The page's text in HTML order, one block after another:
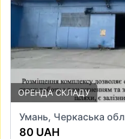
ОРЕНДА СКЛАДУ
Умань, Черкаська обл
80 UAH